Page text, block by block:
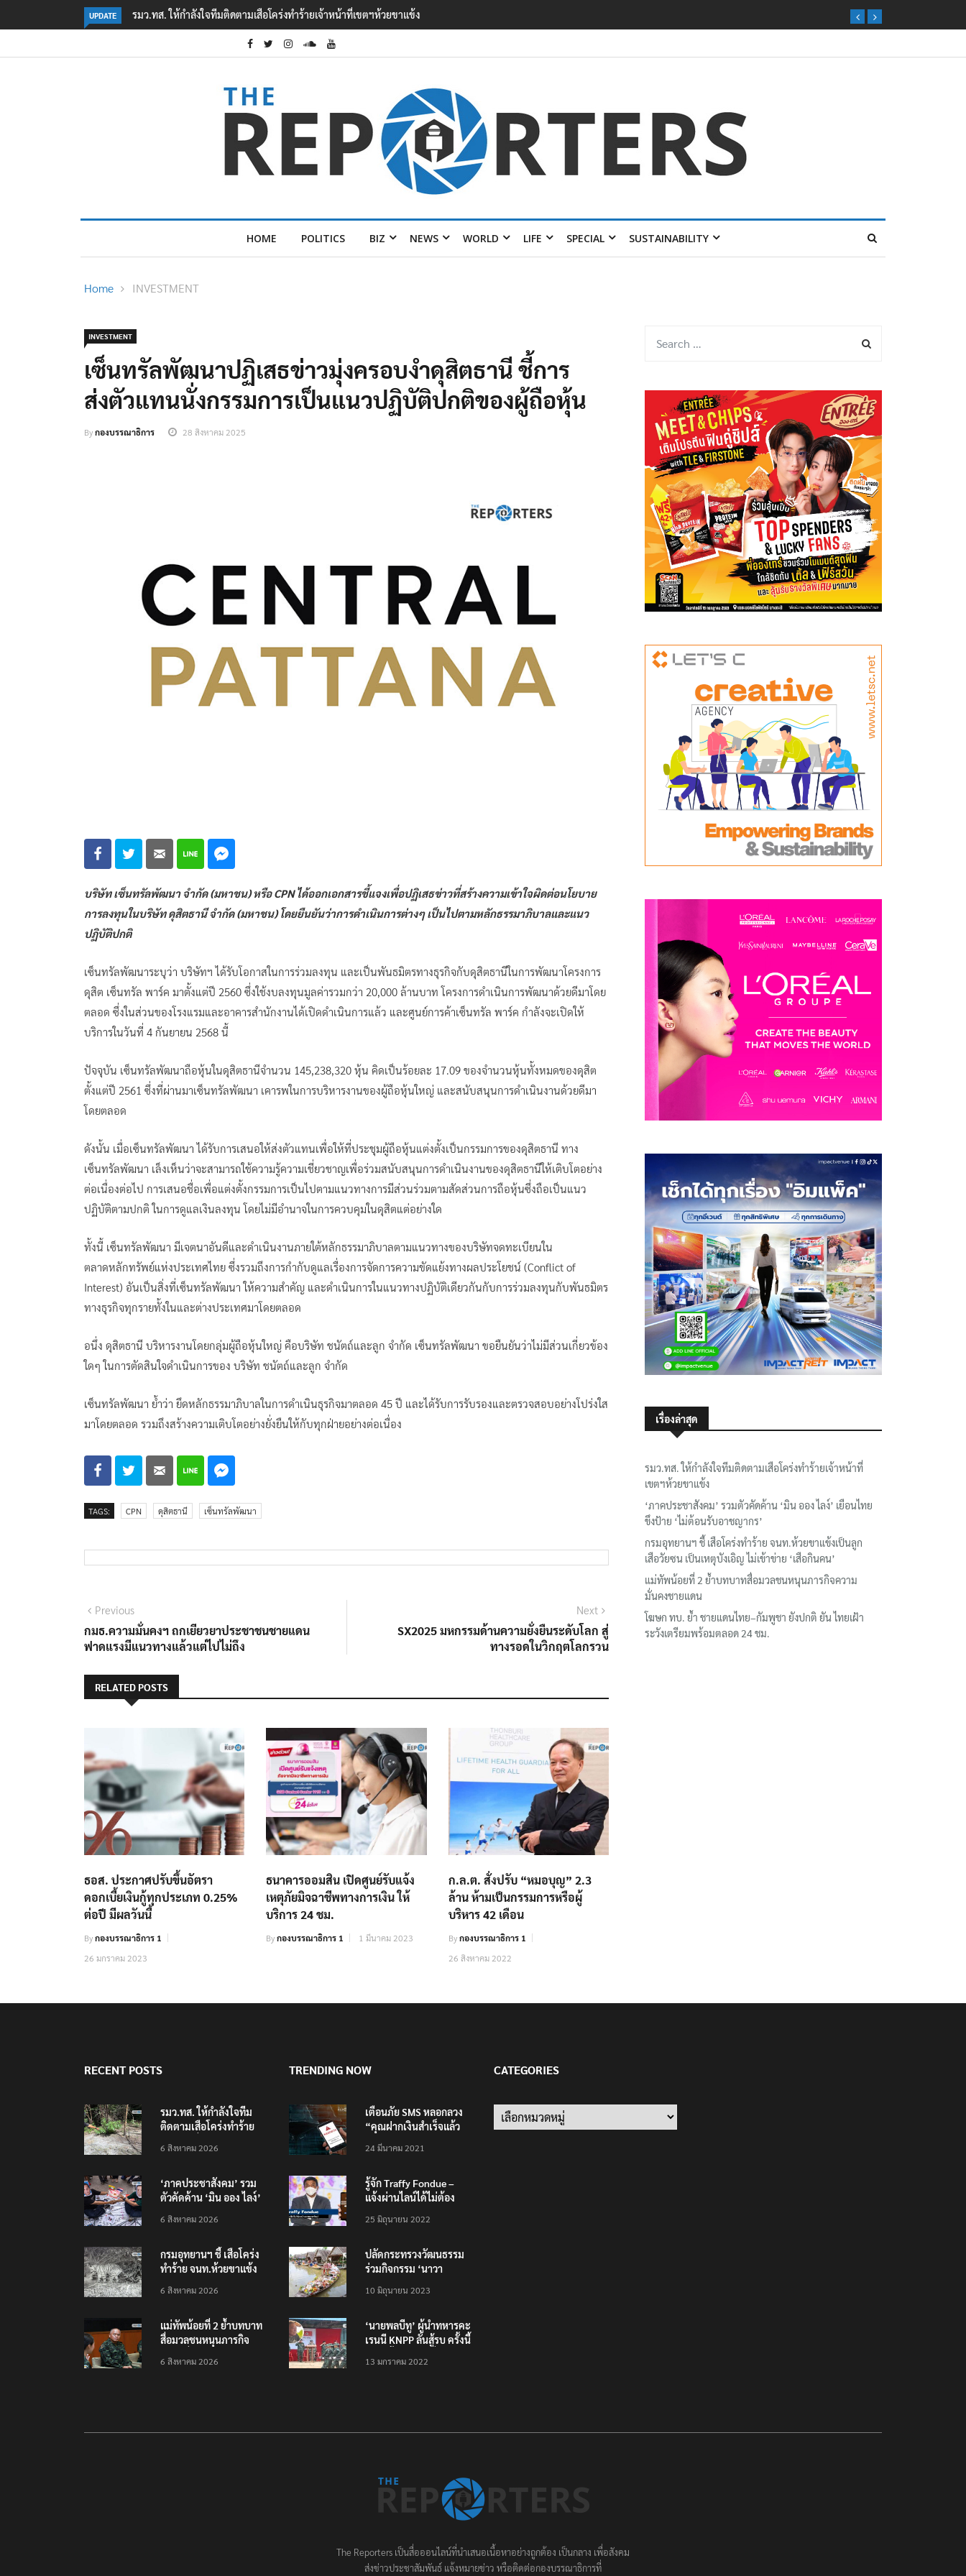
UPDATE
ทำร้ายเจ้าหน้าที่เขตฯห้วยขาแข้ง‘ภาคประชาสังคม’ รวมตัวคัดค้าน ‘มิน ออง ไลง์’ เยือนไทย ขึงป้าย ‘ไม่
ต้อนรับอาชญากร’
HOME POLITICS BIZ NEWS WORLD LIFE SPECIAL SUSTAINABILITY
Home INVESTMENT
INVESTMENT
เซ็นทรัลพัฒนาปฏิเสธข่าวมุ่งครอบงำดุสิตธานี ชี้การ
ส่งตัวแทนนั่งกรรมการเป็นแนวปฏิบัติปกติของผู้ถือหุ้น
Byกองบรรณาธิการ 28 สิงหาคม 2025
บริษัท เซ็นทรัลพัฒนา จำกัด (มหาชน) หรือ CPN ได้ออกเอกสารชี้แจงเพื่อปฏิเสธข่าวที่สร้างความเข้าใจผิดต่อนโยบาย
การลงทุนในบริษัท ดุสิตธานี จำกัด (มหาชน) โดยยืนยันว่าการดำเนินการต่างๆ เป็นไปตามหลักธรรมาภิบาลและแนว
ปฏิบัติปกติ
เซ็นทรัลพัฒนาระบุว่า บริษัทฯ ได้รับโอกาสในการร่วมลงทุน และเป็นพันธมิตรทางธุรกิจกับดุสิตธานีในการพัฒนาโครงการ
ดุสิต เซ็นทรัล พาร์ค มาตั้งแต่ปี 2560 ซึ่งใช้งบลงทุนมูลค่ารวมกว่า 20,000 ล้านบาท โครงการดำเนินการพัฒนาด้วยดีมาโดย
ตลอด ซึ่งในส่วนของโรงแรมและอาคารสำนักงานได้เปิดดำเนินการแล้ว และศูนย์การค้าเซ็นทรัล พาร์ค กำลังจะเปิดให้
บริการในวันที่ 4 กันยายน 2568 นี้
ปัจจุบัน เซ็นทรัลพัฒนาถือหุ้นในดุสิตธานีจำนวน 145,238,320 หุ้น คิดเป็นร้อยละ 17.09 ของจำนวนหุ้นทั้งหมดของดุสิต
ตั้งแต่ปี 2561 ซึ่งที่ผ่านมาเซ็นทรัลพัฒนา เคารพในการบริหารงานของผู้ถือหุ้นใหญ่ และสนับสนุนการดำเนินงานด้วยดีมา
โดยตลอด
ดังนั้น เมื่อเซ็นทรัลพัฒนา ได้รับการเสนอให้ส่งตัวแทนเพื่อให้ที่ประชุมผู้ถือหุ้นแต่งตั้งเป็นกรรมการของดุสิตธานี ทาง
เซ็นทรัลพัฒนา เล็งเห็นว่าจะสามารถใช้ความรู้ความเชี่ยวชาญเพื่อร่วมสนับสนุนการดำเนินงานของดุสิตธานีให้เติบโตอย่าง
ต่อเนื่องต่อไป การเสนอชื่อเพื่อแต่งตั้งกรรมการเป็นไปตามแนวทางการมีส่วนร่วมตามสัดส่วนการถือหุ้นซึ่งถือเป็นแนว
ปฏิบัติตามปกติ ในการดูแลเงินลงทุน โดยไม่มีอำนาจในการควบคุมในดุสิตแต่อย่างใด
ทั้งนี้ เซ็นทรัลพัฒนา มีเจตนาอันดีและดำเนินงานภายใต้หลักธรรมาภิบาลตามแนวทางของบริษัทจดทะเบียนใน
ตลาดหลักทรัพย์แห่งประเทศไทย ซึ่งรวมถึงการกำกับดูแลเรื่องการจัดการความขัดแย้งทางผลประโยชน์ (Conflict of
Interest) อันเป็นสิ่งที่เซ็นทรัลพัฒนา ให้ความสำคัญ และดำเนินการในแนวทางปฏิบัติเดียวกันกับการร่วมลงทุนกับพันธมิตร
ทางธุรกิจทุกรายทั้งในและต่างประเทศมาโดยตลอด
อนึ่ง ดุสิตธานี บริหารงานโดยกลุ่มผู้ถือหุ้นใหญ่ คือบริษัท ชนัตถ์และลูก จำกัด เซ็นทรัลพัฒนา ขอยืนยันว่าไม่มีส่วนเกี่ยวข้อง
ใดๆ ในการตัดสินใจดำเนินการของ บริษัท ชนัตถ์และลูก จำกัด
เซ็นทรัลพัฒนา ย้ำว่า ยึดหลักธรรมาภิบาลในการดำเนินธุรกิจมาตลอด 45 ปี และได้รับการรับรองและตรวจสอบอย่างโปร่งใส
มาโดยตลอด รวมถึงสร้างความเติบโตอย่างยั่งยืนให้กับทุกฝ่ายอย่างต่อเนื่อง
TAGS: CPN ดุสิตธานี เซ็นทรัลพัฒนา
แนะแนว
เรื่อง
PreviousPrevious
post:
กมธ.ความมั่นคงฯ ถกเยียวยาประชาชนชายแดน
ฟาดแรงมีแนวทางแล้วแต่ไปไม่ถึง
Next
SX2025 มหกรรมด้านความยั่งยืนระดับโลก สู่
ทางรอดในวิกฤตโลกรวน
RELATED POSTS
ธอส. ประกาศปรับขึ้นอัตรา
ดอกเบี้ยเงินกู้ทุกประเภท 0.25%
ต่อปี มีผลวันนี้
Byกองบรรณาธิการ 1
26 มกราคม 2023
ธนาคารออมสิน เปิดศูนย์รับแจ้ง
เหตุภัยมิจฉาชีพทางการเงิน ให้
บริการ 24 ชม.
Byกองบรรณาธิการ 1 1 มีนาคม 2023
ก.ล.ต. สั่งปรับ “หมอบุญ” 2.3
ล้าน ห้ามเป็นกรรมการหรือผู้
บริหาร 42 เดือน
Byกองบรรณาธิการ 1
26 สิงหาคม 2022
เรื่องล่าสุด
รมว.ทส. ให้กำลังใจทีมติดตามเสือโคร่งทำร้ายเจ้าหน้าที่
เขตฯห้วยขาแข้ง
‘ภาคประชาสังคม’ รวมตัวคัดค้าน ‘มิน ออง ไลง์’ เยือนไทย
ขึงป้าย ‘ไม่ต้อนรับอาชญากร’
กรมอุทยานฯ ชี้ เสือโคร่งทำร้าย จนท.ห้วยขาแข้งเป็นลูก
เสือวัยซน เป็นเหตุบังเอิญ ไม่เข้าข่าย ‘เสือกินคน’
แม่ทัพน้อยที่ 2 ย้ำบทบาทสื่อมวลชนหนุนภารกิจความ
มั่นคงชายแดน
โฆษก ทบ. ย้ำ ชายแดนไทย–กัมพูชา ยังปกติ ยัน ไทยเฝ้า
ระวังเตรียมพร้อมตลอด 24 ชม.
RECENT POSTS
รมว.ทส. ให้กำลังใจทีม
ติดตามเสือโคร่งทำร้าย
6 สิงหาคม 2026
‘ภาคประชาสังคม’ รวม
ตัวคัดค้าน ‘มิน ออง ไลง์’
ต้อนรับอาชญากร’
6 สิงหาคม 2026
กรมอุทยานฯ ชี้ เสือโคร่ง
ทำร้าย จนท.ห้วยขาแข้ง
บังเอิญ ไม่เข้าข่าย ‘เสือ
6 สิงหาคม 2026
แม่ทัพน้อยที่ 2 ย้ำบทบาท
สื่อมวลชนหนุนภารกิจ
6 สิงหาคม 2026
TRENDING NOW
เตือนภัย SMS หลอกลวง
“คุณฝากเงินสำเร็จแล้ว
200,000 บาท”
24 มีนาคม 2021
รู้จัก Traffy Fondue –
แจ้งผ่านไลน์ได้ไม่ต้อง
ทั่วไทย ไม่ใช่แค่ในกรุง
25 มิถุนายน 2022
ปลัดกระทรวงวัฒนธรรม
ร่วมกิจกรรม ‘นาวา
ตักบาตรทางน้ำ
10 มิถุนายน 2023
‘นายพลบีทู’ ผู้นำทหารคะ
เรนนี KNPP ลั่นสู้รบ ครั้งนี้
ประชาชนต้องชนะ
13 มกราคม 2022
CATEGORIES
Categories
The Reporters เป็นสื่อออนไลน์ที่นำเสนอเนื้อหาอย่างถูกต้อง เป็นกลาง เพื่อสังคม
ส่งข่าวประชาสัมพันธ์ แจ้งหมายข่าว หรือติดต่อกองบรรณาธิการที่